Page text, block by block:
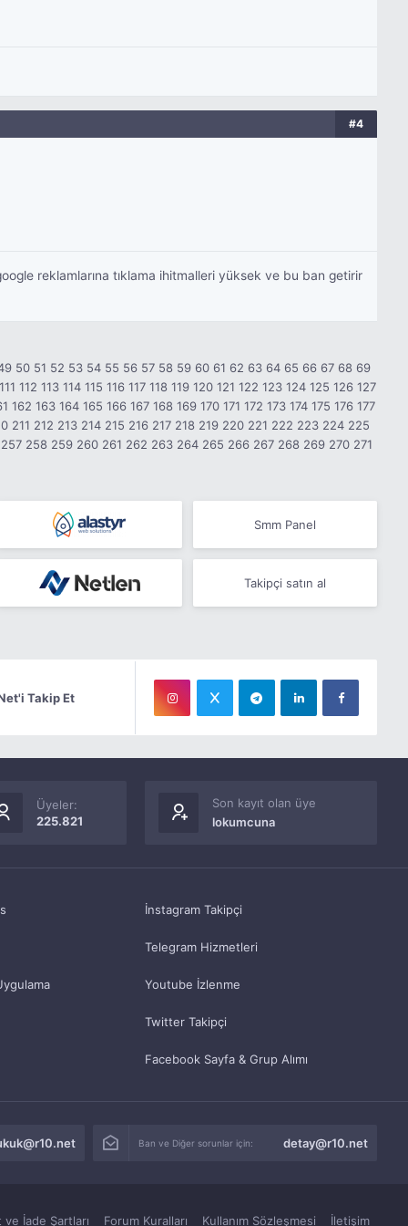
#4
reklamlarına tıklama ihitmalleri yüksek ve bu ban getirir
50 51 52 53 54 55 56 57 58 59 60 61 62 63 64 65 66 67 68 69
111 112 113 114 115 116 117 118 119 120 121 122 123 124 125 126 127
162 163 164 165 166 167 168 169 170 171 172 173 174 175 176 177
211 212 213 214 215 216 217 218 219 220 221 222 223 224 225
257 258 259 260 261 262 263 264 265 266 267 268 269 270 271
Smm Panel
Takipçi satın al
Takip Et
Üyeler:
225.821
Son kayıt olan üye
lokumcuna
İnstagram Takipçi
Telegram Hizmetleri
Youtube İzlenme
Twitter Takipçi
Facebook Sayfa & Grup Alımı
Ban ve Diğer sorunlar için: detay@r10.net
ve İade Şartları Forum Kuralları Kullanım Sözleşmesi İletişim